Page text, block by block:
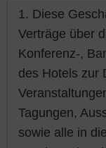
1. Diese
Verträge über
Konferenz-,
des Hotels zur
Tagungen,
sowie alle in